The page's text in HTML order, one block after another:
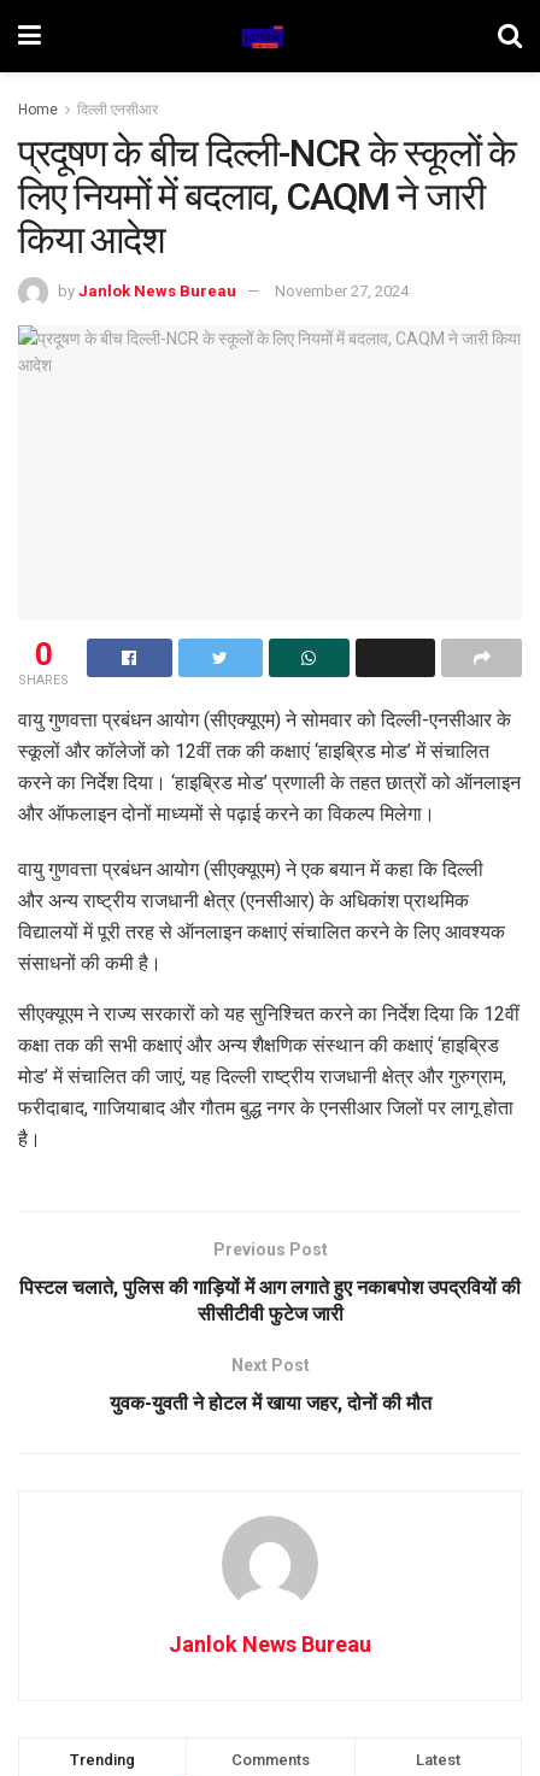
Home दिल्ली एनसीआर
प्रदूषण के बीच दिल्ली-NCR के स्कूलों के
लिए नियमों में बदलाव, CAQM ने जारी
किया आदेश
by Janlok News Bureau November 27, 2024
0
SHARES
वायु गुणवत्ता प्रबंधन आयोग (सीएक्यूएम) ने सोमवार को दिल्ली-एनसीआर के
स्कूलों और कॉलेजों को 12वीं तक की कक्षाएं ‘हाइब्रिड मोड’ में संचालित
करने का निर्देश दिया। ‘हाइब्रिड मोड’ प्रणाली के तहत छात्रों को ऑनलाइन
और ऑफलाइन दोनों माध्यमों से पढ़ाई करने का विकल्प मिलेगा।
वायु गुणवत्ता प्रबंधन आयोग (सीएक्यूएम) ने एक बयान में कहा कि दिल्ली
और अन्य राष्ट्रीय राजधानी क्षेत्र (एनसीआर) के अधिकांश प्राथमिक
विद्यालयों में पूरी तरह से ऑनलाइन कक्षाएं संचालित करने के लिए आवश्यक
संसाधनों की कमी है।
सीएक्यूएम ने राज्य सरकारों को यह सुनिश्चित करने का निर्देश दिया कि 12वीं
कक्षा तक की सभी कक्षाएं और अन्य शैक्षणिक संस्थान की कक्षाएं ‘हाइब्रिड
मोड’ में संचालित की जाएं, यह दिल्ली राष्ट्रीय राजधानी क्षेत्र और गुरुग्राम,
फरीदाबाद, गाजियाबाद और गौतम बुद्ध नगर के एनसीआर जिलों पर लागू होता
है।
Previous Post
पिस्टल चलाते, पुलिस की गाड़ियों में आग लगाते हुए नकाबपोश उपद्रवियों की
सीसीटीवी फुटेज जारी
Next Post
युवक-युवती ने होटल में खाया जहर, दोनों की मौत
Janlok News Bureau
Trending Comments Latest